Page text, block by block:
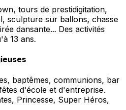
tours de prestidigitation,
sculpture sur ballons, chasse
dansante... Des activités
13 ans.
baptêmes, communions, bar
d'école et d'entreprise.
Princesse, Super Héros,